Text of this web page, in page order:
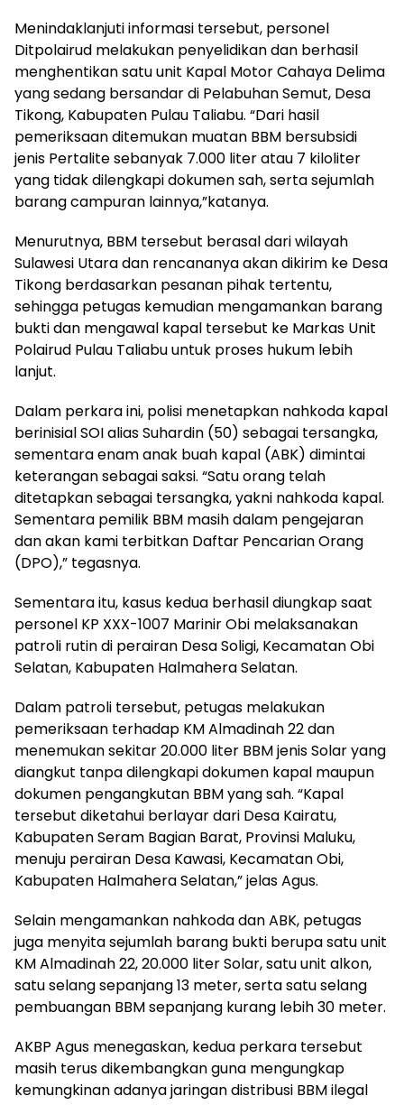
Menindaklanjuti informasi tersebut, personel
Ditpolairud melakukan penyelidikan dan berhasil
menghentikan satu unit Kapal Motor Cahaya Delima
yang sedang bersandar di Pelabuhan Semut, Desa
Tikong, Kabupaten Pulau Taliabu. “Dari hasil
pemeriksaan ditemukan muatan BBM bersubsidi
jenis Pertalite sebanyak 7.000 liter atau 7 kiloliter
yang tidak dilengkapi dokumen sah, serta sejumlah
barang campuran lainnya,”katanya.
Menurutnya, BBM tersebut berasal dari wilayah
Sulawesi Utara dan rencananya akan dikirim ke Desa
Tikong berdasarkan pesanan pihak tertentu,
sehingga petugas kemudian mengamankan barang
bukti dan mengawal kapal tersebut ke Markas Unit
Polairud Pulau Taliabu untuk proses hukum lebih
lanjut.
Dalam perkara ini, polisi menetapkan nahkoda kapal
berinisial SOI alias Suhardin (50) sebagai tersangka,
sementara enam anak buah kapal (ABK) dimintai
keterangan sebagai saksi. “Satu orang telah
ditetapkan sebagai tersangka, yakni nahkoda kapal.
Sementara pemilik BBM masih dalam pengejaran
dan akan kami terbitkan Daftar Pencarian Orang
(DPO),” tegasnya.
Sementara itu, kasus kedua berhasil diungkap saat
personel KP XXX-1007 Marinir Obi melaksanakan
patroli rutin di perairan Desa Soligi, Kecamatan Obi
Selatan, Kabupaten Halmahera Selatan.
Dalam patroli tersebut, petugas melakukan
pemeriksaan terhadap KM Almadinah 22 dan
menemukan sekitar 20.000 liter BBM jenis Solar yang
diangkut tanpa dilengkapi dokumen kapal maupun
dokumen pengangkutan BBM yang sah. “Kapal
tersebut diketahui berlayar dari Desa Kairatu,
Kabupaten Seram Bagian Barat, Provinsi Maluku,
menuju perairan Desa Kawasi, Kecamatan Obi,
Kabupaten Halmahera Selatan,” jelas Agus.
Selain mengamankan nahkoda dan ABK, petugas
juga menyita sejumlah barang bukti berupa satu unit
KM Almadinah 22, 20.000 liter Solar, satu unit alkon,
satu selang sepanjang 13 meter, serta satu selang
pembuangan BBM sepanjang kurang lebih 30 meter.
AKBP Agus menegaskan, kedua perkara tersebut
masih terus dikembangkan guna mengungkap
kemungkinan adanya jaringan distribusi BBM ilegal